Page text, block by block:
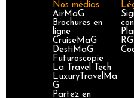
Nos médias
AirMaG
Brochures en
ligne
CruiseMaG
DestiMaG
Futuroscopie
La Travel Tech
LuxuryTravelMa
G
Partez en